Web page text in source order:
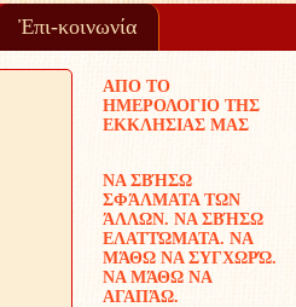
Ἐπι-κοινωνία
ΑΠΟ ΤΟ
ΗΜΕΡΟΛΟΓΙΟ ΤΗΣ
ΕΚΚΛΗΣΙΑΣ ΜΑΣ
ΝΑ ΣΒΉΣΩ
ΣΦΆΛΜΑΤΑ ΤΩΝ
ΆΛΛΩΝ. ΝΑ ΣΒΉΣΩ
ΕΛΑΤΤΏΜΑΤΑ. ΝΑ
ΜΆΘΩ ΝΑ ΣΥΓΧΩΡΏ.
ΝΑ ΜΆΘΩ ΝΑ
ΑΓΑΠΆΩ.